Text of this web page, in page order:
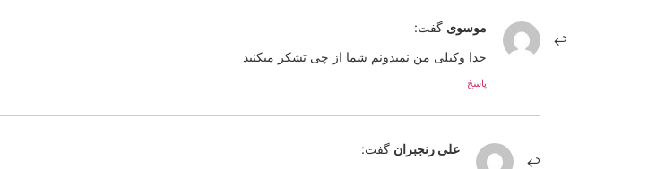
موسوی گفت:
خدا وکیلی من نمیدونم شما از چی تشکر میکنید
پاسخ
علی رنجبران گفت: